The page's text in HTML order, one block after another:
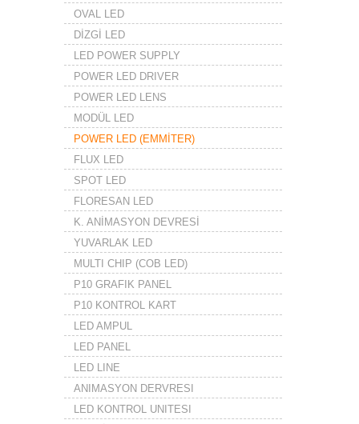
OVAL LED
DİZGİ LED
LED POWER SUPPLY
POWER LED DRIVER
POWER LED LENS
MODÜL LED
POWER LED (EMMİTER)
FLUX LED
SPOT LED
FLORESAN LED
K. ANİMASYON DEVRESİ
YUVARLAK LED
MULTI CHIP (COB LED)
P10 GRAFIK PANEL
P10 KONTROL KART
LED AMPUL
LED PANEL
LED LINE
ANIMASYON DERVRESI
LED KONTROL UNITESI